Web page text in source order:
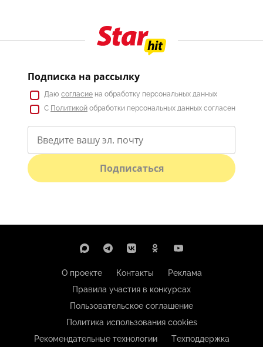
Подписка на рассылку
Даю согласие на обработку персональных данных
С Политикой обработки персональных данных согласен
Подписаться
О проекте Контакты
Реклама
Правила участия в конкурсах
Пользовательское соглашение
Политика использования cookies
Рекомендательные технологии
Техподдержка